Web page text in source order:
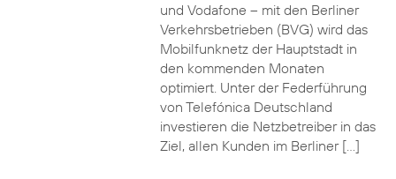
und Vodafone – mit den Berliner
Verkehrsbetrieben (BVG) wird das
Mobilfunknetz der Hauptstadt in
den kommenden Monaten
optimiert. Unter der Federführung
von Telefónica Deutschland
investieren die Netzbetreiber in das
Ziel, allen Kunden im Berliner […]